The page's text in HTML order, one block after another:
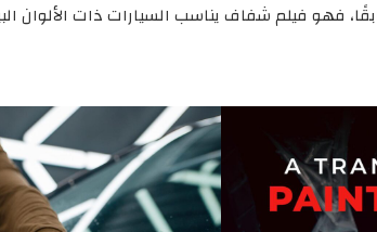
فهو فيلم شفاف يناسب السيارات ذات الألوان